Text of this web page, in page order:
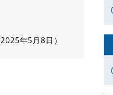
2025年5月8日